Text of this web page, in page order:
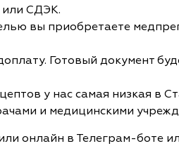
или СДЭК.
вы приобретаете
Готовый документ
у нас самая низкая в
и медицинскими
онлайн в Телеграм-боте